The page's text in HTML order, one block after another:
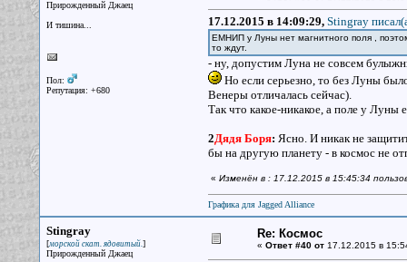
Прирожденный Джаец
И тишина...
Пол:
Репутация: +680
17.12.2015 в 14:09:29, Stingray
ЕМНИП у Луны нет магнитного поля ,
то ждут.
- ну, допустим Луна не совсем
Но если серьезно, то без Луны
Венеры отличалась сейчас).
Так что какое-никакое, а поле у Луны
2Дядя Боря: Ясно. И никак не
бы на другую планету - в космос не
« Изменён в : 17.12.2015 в 15:45:34
Графика для Jagged Alliance
Stingray
[морской скат. ядовитый.]
Прирожденный Джаец
Re: Космос
« Ответ #40 от17.12.2015 в